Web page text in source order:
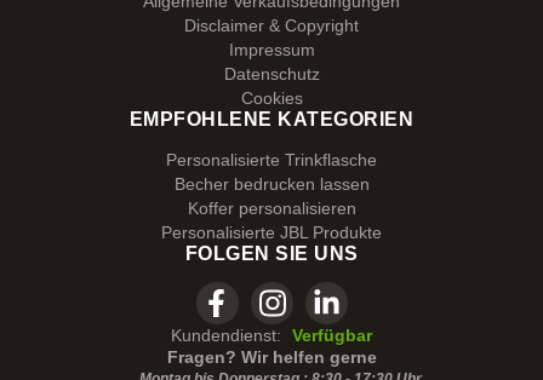
Disclaimer & Copyright
Impressum
Datenschutz
Cookies
EMPFOHLENE KATEGORIEN
Personalisierte Trinkflasche
Becher bedrucken lassen
Koffer personalisieren
Personalisierte JBL Produkte
FOLGEN SIE UNS
Kundendienst:
Verfügbar
Fragen? Wir helfen gerne